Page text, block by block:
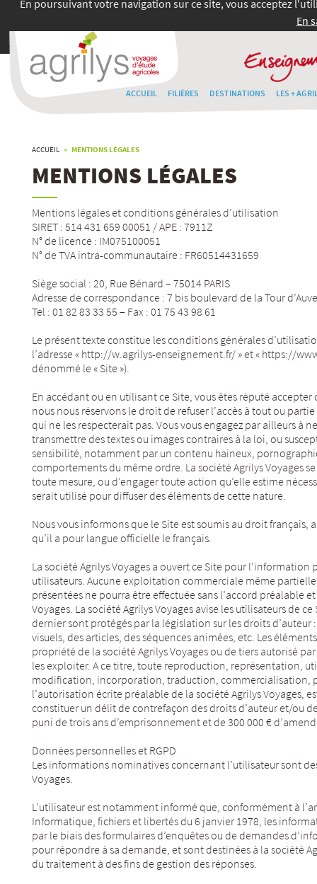
En poursuivant votre navigation sur ce site, vous acceptez
En
ACCUEIL FILIÈRES DESTINATIONS LES +
ACCUEIL » MENTIONS LÉGALES
MENTIONS LÉGALES
Mentions légales et conditions générales d’utilisation
SIRET : 514 431 659 00051 / APE : 7911Z
N° de licence : IM075100051
N° de TVA intra-communautaire : FR60514431659
Siège social : 20, Rue Bénard – 75014 PARIS
Adresse de correspondance : 7 bis boulevard de la Tour
Tel : 01 82 83 33 55 – Fax : 01 75 43 98 61
Le présent texte constitue les conditions générales
l’adresse « http://w.agrilys-enseignement.fr/ » et « https://
dénommé le « Site »).
En accédant ou en utilisant ce Site, vous êtes réputé
nous nous réservons le droit de refuser l’accès à tout ou
qui ne les respecterait pas. Vous vous engagez par ailleurs à
transmettre des textes ou images contraires à la loi, ou
sensibilité, notamment par un contenu haineux,
comportements du même ordre. La société Agrilys Voyages
toute mesure, ou d’engager toute action qu’elle estime
serait utilisé pour diffuser des éléments de cette nature.
Nous vous informons que le Site est soumis au droit français,
qu’il a pour langue officielle le français.
La société Agrilys Voyages a ouvert ce Site pour l’information
utilisateurs. Aucune exploitation commerciale même
présentées ne pourra être effectuée sans l’accord préalable
Voyages. La société Agrilys Voyages avise les utilisateurs de
dernier sont protégés par la législation sur les droits d’auteur
visuels, des articles, des séquences animées, etc. Les
propriété de la société Agrilys Voyages ou de tiers autorisé
les exploiter. A ce titre, toute reproduction, représentation,
modification, incorporation, traduction, commercialisation,
l’autorisation écrite préalable de la société Agrilys Voyages,
constituer un délit de contrefaçon des droits d’auteur et/ou
puni de trois ans d’emprisonnement et de 300 000 €
Données personnelles et RGPD
Les informations nominatives concernant l’utilisateur sont
Voyages.
L’utilisateur est notamment informé que, conformément à
Informatique, fichiers et libertés du 6 janvier 1978, les
par le biais des formulaires d’enquêtes ou de demandes
pour répondre à sa demande, et sont destinées à la société
du traitement à des fins de gestion des réponses.